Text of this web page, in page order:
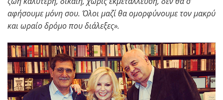
αφήσουμε μόνη σου. Όλοι μαζί θα ομορφύνουμε τον μακρύ
και ωραίο δρόμο που διάλεξες».